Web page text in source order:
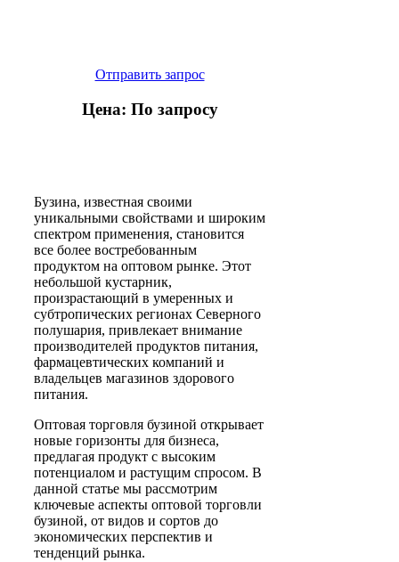
Отправить запрос
Цена: По запросу
Бузина, известная своими
уникальными свойствами и широким
спектром применения, становится
все более востребованным
продуктом на оптовом рынке. Этот
небольшой кустарник,
произрастающий в умеренных и
субтропических регионах Северного
полушария, привлекает внимание
производителей продуктов питания,
фармацевтических компаний и
владельцев магазинов здорового
питания.
Оптовая торговля бузиной открывает
новые горизонты для бизнеса,
предлагая продукт с высоким
потенциалом и растущим спросом. В
данной статье мы рассмотрим
ключевые аспекты оптовой торговли
бузиной, от видов и сортов до
экономических перспектив и
тенденций рынка.